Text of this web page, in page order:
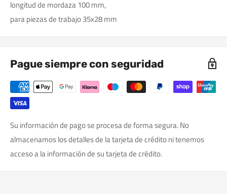
longitud de mordaza 100 mm,
para piezas de trabajo 35x28 mm
Pague siempre con seguridad
Su información de pago se procesa de forma segura. No
almacenamos los detalles de la tarjeta de crédito ni tenemos
acceso a la información de su tarjeta de crédito.